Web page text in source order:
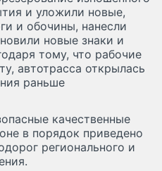
и уложили новые,
и обочины, нанесли
новые знаки и
тому, что рабочие
автотрасса открылась
раньше
качественные
в порядок приведено
регионального и